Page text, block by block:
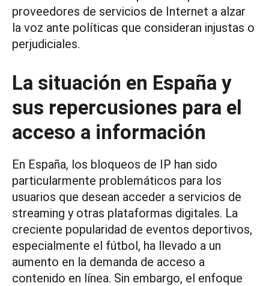
proveedores de servicios de Internet a alzar
la voz ante políticas que consideran injustas o
perjudiciales.
La situación en España y
sus repercusiones para el
acceso a información
En España, los bloqueos de IP han sido
particularmente problemáticos para los
usuarios que desean acceder a servicios de
streaming y otras plataformas digitales. La
creciente popularidad de eventos deportivos,
especialmente el fútbol, ha llevado a un
aumento en la demanda de acceso a
contenido en línea. Sin embargo, el enfoque